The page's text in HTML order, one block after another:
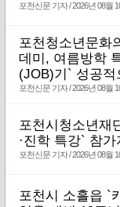
포천신문 기자 / 2026년 08월
포천청소년문화
데미, 여름방학
(JOB)기` 성공적
포천신문 기자 / 2026년 08월
포천시청소년재
·진학 특강` 참가
포천신문 기자 / 2026년 08월
포천시 소흘읍 `